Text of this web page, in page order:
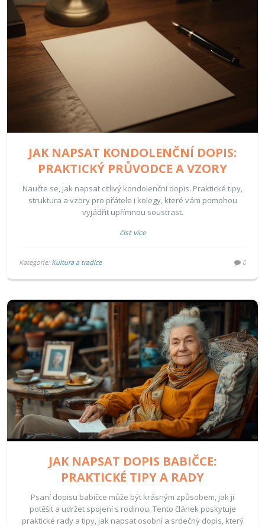
JAK NAPSAT KONDOLENČNÍ DOPIS:
PRAKTICKÝ PRŮVODCE A VZORY
Naučte se, jak napsat citlivý kondolenční dopis. Praktické tipy,
struktura a vzory pro přátele i kolegy, které vám pomohou
vyjádřit upřímnou soustrast.
číst více
Kategorie: Kultura a tradice 0
JAK NAPSAT DOPIS BABIČCE:
PRAKTICKÉ TIPY A RADY
Psaní dopisu babičce může být krásným způsobem, jak ji
potěšit a udržet spojení s rodinou. Tento článek poskytuje
praktické rady a tipy, jak napsat osobní a srdečný dopis, který